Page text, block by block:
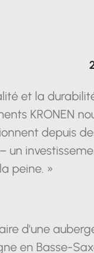
et la
KRONEN
depuis
un
peine. »
d'une
en Basse-